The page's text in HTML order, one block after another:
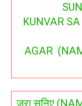
KUNVAR
AGAR
जरा सुनिए